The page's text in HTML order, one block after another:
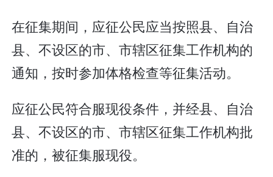
在征集期间，应征公民应当按照县、自治
县、不设区的市、市辖区征集工作机构的
通知，按时参加体格检查等征集活动。
应征公民符合服现役条件，并经县、自治
县、不设区的市、市辖区征集工作机构批
准的，被征集服现役。